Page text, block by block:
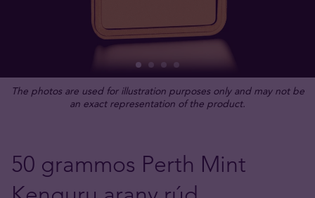
The photos are used for illustration purposes only and may not be
an exact representation of the product.
50 grammos Perth Mint